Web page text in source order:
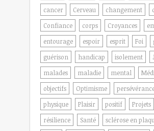
cancer
Cerveau changement
Confiance
corps Croyances
entourage
espoir esprit Foi
guérison
handicap isolement
malades
maladie mental
objectifs
Optimisme
physique
Plaisir positif
Projets
résilience
Santé sclérose en